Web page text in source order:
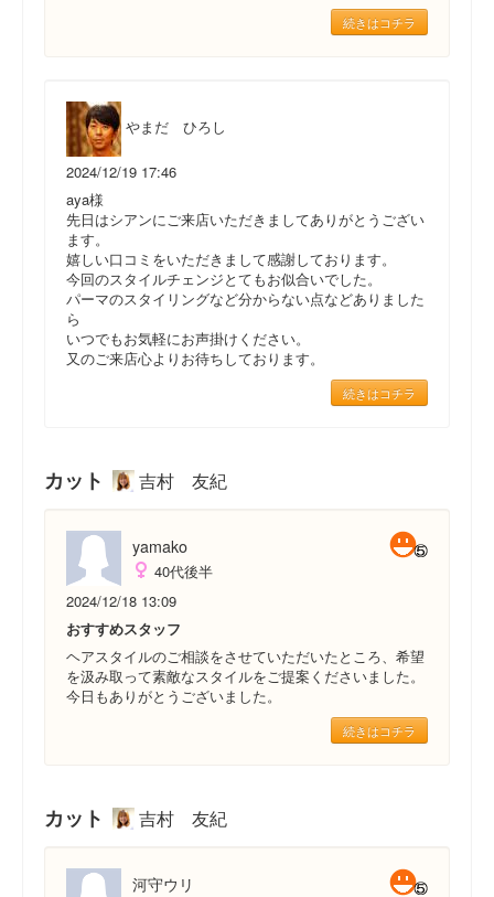
続きはコチラ
やまだ ひろし
2024/12/19 17:46
aya様
先日はシアンにご来店いただきましてありがとうござい
ます。
嬉しい口コミをいただきまして感謝しております。
今回のスタイルチェンジとてもお似合いでした。
パーマのスタイリングなど分からない点などありました
ら
いつでもお気軽にお声掛けください。
又のご来店心よりお待ちしております。
続きはコチラ
カット 吉村 友紀
yamako
40代後半
2024/12/18 13:09
おすすめスタッフ
ヘアスタイルのご相談をさせていただいたところ、希望
を汲み取って素敵なスタイルをご提案くださいました。
今日もありがとうございました。
続きはコチラ
カット 吉村 友紀
河守ウリ